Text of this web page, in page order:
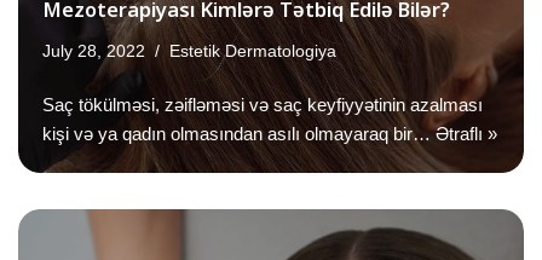
Mezoterapiyası Kimlərə Tətbiq Edilə Bilər?
July 28, 2022 Estetik Dermatologiya
Saç tökülməsi, zəifləməsi və saç keyfiyyətinin azalması
kişi və ya qadın olmasından asılı olmayaraq bir…Ətraflı »